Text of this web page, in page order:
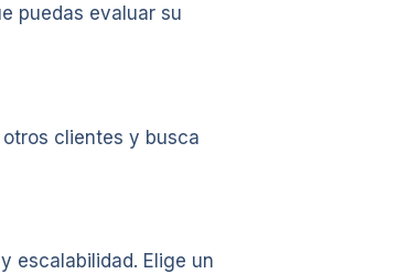
puedas evaluar su
clientes y busca
escalabilidad. Elige un